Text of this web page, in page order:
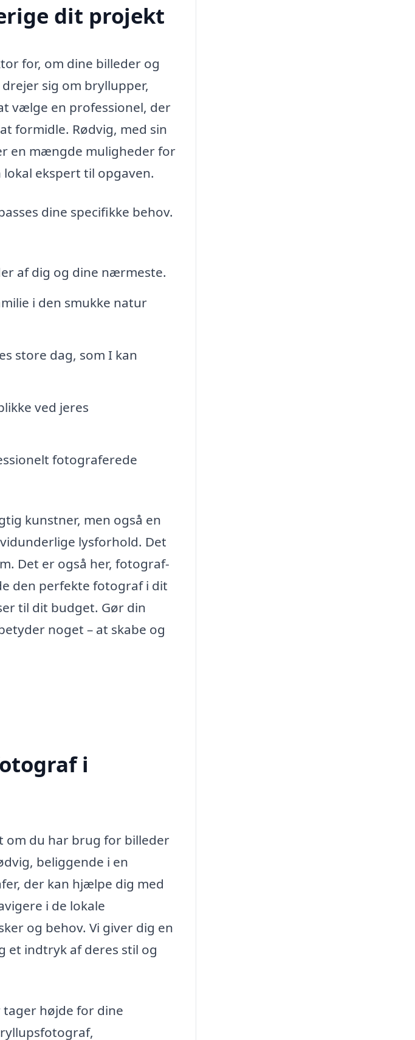
dit projekt
for, om dine billeder og
sig om bryllupper,
vælge en professionel, der
formidle. Rødvig, med sin
en mængde muligheder for
ekspert til opgaven.
dine specifikke behov.
af dig og dine nærmeste.
i den smukke natur
store dag, som I kan
ved jeres
fotograferede
kunstner, men også en
lysforhold. Det
Det er også her, fotograf-
den perfekte fotograf i dit
til dit budget. Gør din
noget – at skabe og
i
om du har brug for billeder
beliggende i en
der kan hjælpe dig med
i de lokale
og behov. Vi giver dig en
et indtryk af deres stil og
højde for dine